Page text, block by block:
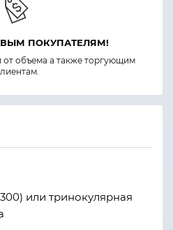
ПОКУПАТЕЛЯМ!
от объема а также торгующим
или тринокулярная